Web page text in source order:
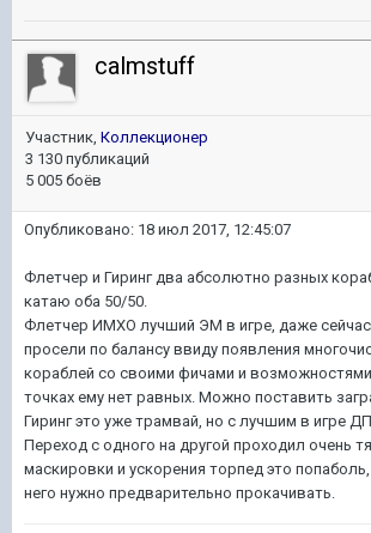
calmstuff
Участник, Коллекционер
3 130 публикаций
5 005 боёв
Опубликовано: 18 июл 2017, 12:45:07
Флетчер и Гиринг два абсолютно разных
катаю оба 50/50.
Флетчер ИМХО лучший ЭМ в игре, даже
просели по балансу ввиду появления
кораблей со своими фичами и
точках ему нет равных. Можно поставить
Гиринг это уже трамвай, но с лучшим в игре
Переход с одного на другой проходил очень
маскировки и ускорения торпед это
него нужно предварительно прокачивать.